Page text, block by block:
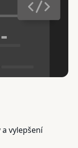
vylepšení